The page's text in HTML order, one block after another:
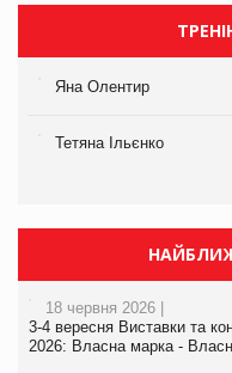
Яна Олентир
Тетяна Ільєнко
18 червня 2026 |
3-4 вересня Виставки та
2026: Власна марка -